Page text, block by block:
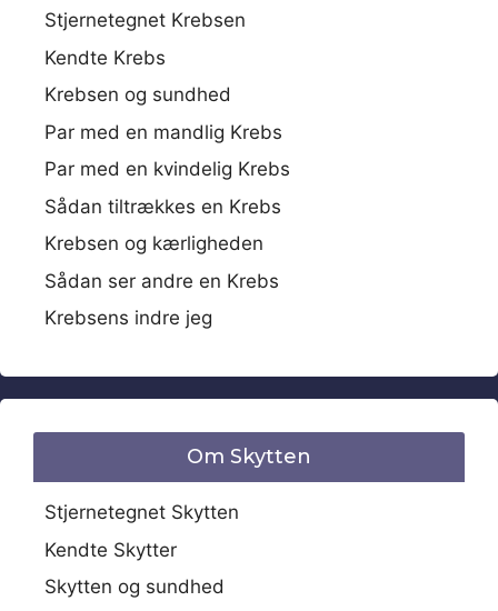
Stjernetegnet Krebsen
Kendte Krebs
Krebsen og sundhed
Par med en mandlig Krebs
Par med en kvindelig Krebs
Sådan tiltrækkes en Krebs
Krebsen og kærligheden
Sådan ser andre en Krebs
Krebsens indre jeg
Om Skytten
Stjernetegnet Skytten
Kendte Skytter
Skytten og sundhed